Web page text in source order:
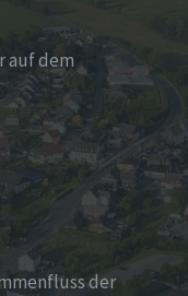
auf dem
der